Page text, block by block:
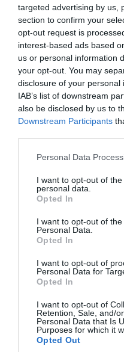
targeted advertising by us,
section to confirm your
opt-out request is
interest-based ads based
us or personal information
your opt-out. You may
disclosure of your
IAB’s list of downstream
also be disclosed by us to
Downstream Participants
Please note that this
not limited to your visit or
grant or deny consent to
use your data for below
consent section.
Personal Data
I want to opt-out of
personal data.
Opted In
I want to opt-out of
Personal Data.
Opted In
I want to opt-out of
Personal Data for
Opted In
I want to opt-out of
Retention, Sale, and/
Personal Data that Is
Purposes for which it
Opted Out
8. Bőven vannak
között
Az elbűvölő Scarlett
ellenállhatatlan Ryan Gosling,
Matthew McConaughey